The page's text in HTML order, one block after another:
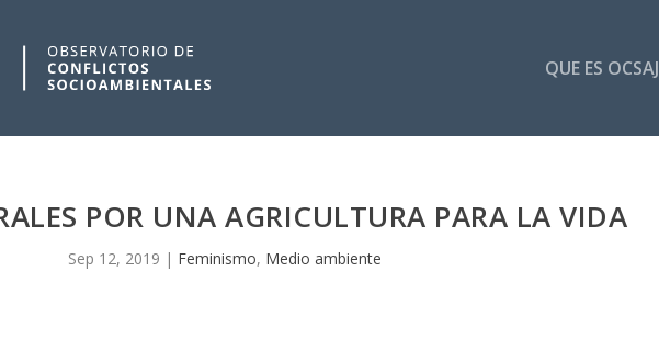
QUE ES OCSAJ
POR UNA AGRICULTURA PARA LA VIDA
Sep 12, 2019 | Feminismo, Medio ambiente